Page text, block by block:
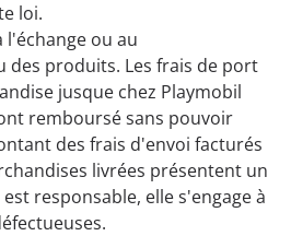
loi.
l'échange ou au
des produits. Les frais de port
jusque chez Playmobil
remboursé sans pouvoir
des frais d'envoi facturés
livrées présentent un
responsable, elle s'engage à